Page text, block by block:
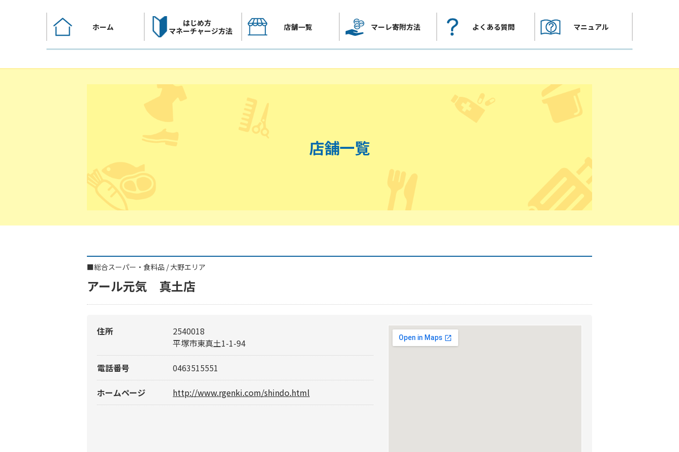
へ
ホーム
はじめ方
マネーチャージ方法
店舗一覧 マーレ寄附方法 よくある質問 マニュアル
店舗一覧
■総合スーパー・食料品 /大野エリア
アール元気 真土店
住所
2540018
平塚市東真土1-1-94
電話番号 0463515551
ホームページ http://www.rgenki.com/shindo.html